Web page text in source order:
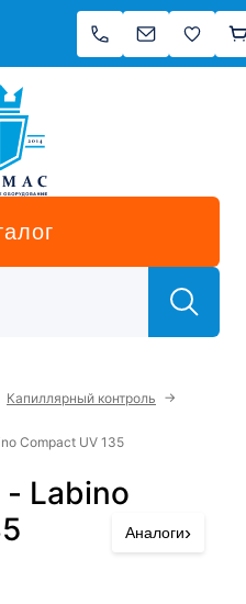
Капиллярный контроль →
Compact UV 135
- Labino
Аналоги›